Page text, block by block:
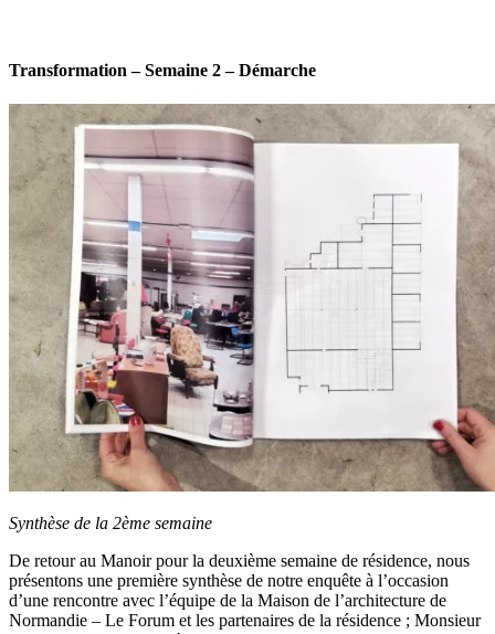
Transformation – Semaine 2 – Démarche
Synthèse de la 2ème semaine
De retour au Manoir pour la deuxième semaine de résidence, nous
présentons une première synthèse de notre enquête à l’occasion
d’une rencontre avec l’équipe de la Maison de l’architecture de
Normandie – Le Forum et les partenaires de la résidence ; Monsieur